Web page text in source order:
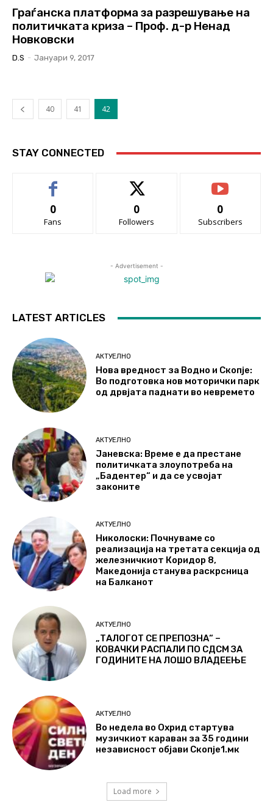
Граѓанска платформа за разрешување на
политичката криза – Проф. д-р Ненад
Новковски
D.S - Јануари 9, 2017
40 41 42
STAY CONNECTED
0
Fans
0
Followers
0
Subscribers
- Advertisement -
LATEST ARTICLES
АКТУЕЛНО
Нова вредност за Водно и Скопје:
Во подготовка нов моторички парк
од дрвјата паднати во невремето
АКТУЕЛНО
Јаневска: Време е да престане
политичката злоупотреба на
„Бадентер“ и да се усвојат
законите
АКТУЕЛНО
Николоски: Почнуваме со
реализација на третата секција од
железничкиот Коридор 8,
Македонија станува раскрсница
на Балканот
АКТУЕЛНО
„ТАЛОГОТ СЕ ПРЕПОЗНА“ –
КОВАЧКИ РАСПАЛИ ПО СДСМ ЗА
ГОДИНИТЕ НА ЛОШО ВЛАДЕЕЊЕ
АКТУЕЛНО
Во недела во Охрид стартува
музичкиот караван за 35 години
независност објави Скопје1.мк
Load more